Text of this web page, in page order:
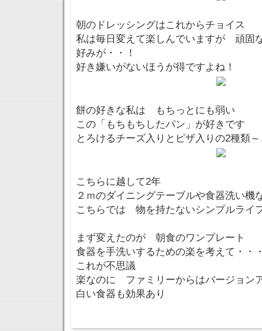
朝のドレッシングはこれからチョイス
私は毎日変えて楽しんでいますが 頑固
好みが・・！
好き嫌いがないほうが得ですよね！
餅の好きな私は もちっとにも弱い
この「もちもちしたパン」が好きです
とろけるチーズ入りとピザ入りの2種類
こちらに越して2年
２ｍのダイニングテーブルや食器洗い機
こちらでは 物を持たないシンプルライ
まず変えたのが 朝食のワンプレート
食器を手洗いするための楽を考えて・・
これが不思議
楽なのに ファミリーからはバージョン
白い食器も効果あり